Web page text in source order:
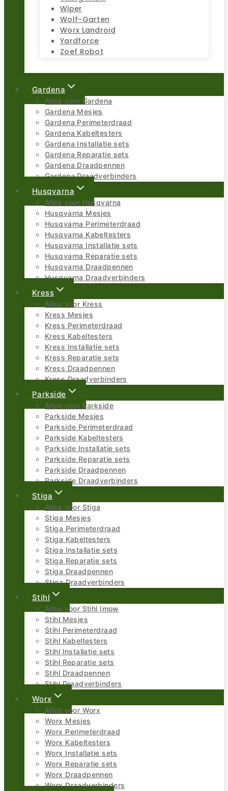
Wiper
Wolf-Garten
Worx Landroid
Yardforce
Zoef Robot
Gardena
Alles voor Gardena
Gardena Mesjes
Gardena Perimeterdraad
Gardena Kabeltesters
Gardena Installatie sets
Gardena Reparatie sets
Gardena Draadpennen
Gardena Draadverbinders
Husqvarna
Alles voor Husqvarna
Husqvarna Mesjes
Husqvarna Perimeterdraad
Husqvarna Kabeltesters
Husqvarna Installatie sets
Husqvarna Reparatie sets
Husqvarna Draadpennen
Husqvarna Draadverbinders
Kress
Alles voor Kress
Kress Mesjes
Kress Perimeterdraad
Kress Kabeltesters
Kress Installatie sets
Kress Reparatie sets
Kress Draadpennen
Kress Draadverbinders
Parkside
Alles voor Parkside
Parkside Mesjes
Parkside Perimeterdraad
Parkside Kabeltesters
Parkside Installatie sets
Parkside Reparatie sets
Parkside Draadpennen
Parkside Draadverbinders
Stiga
Alles voor Stiga
Stiga Mesjes
Stiga Perimeterdraad
Stiga Kabeltesters
Stiga Installatie sets
Stiga Reparatie sets
Stiga Draadpennen
Stiga Draadverbinders
Stihl
Alles voor Stihl Imow
Stihl Mesjes
Stihl Perimeterdraad
Stihl Kabeltesters
Stihl Installatie sets
Stihl Reparatie sets
Stihl Draadpennen
Stihl Draadverbinders
Worx
Alles voor Worx
Worx Mesjes
Worx Perimeterdraad
Worx Kabeltesters
Worx Installatie sets
Worx Reparatie sets
Worx Draadpennen
Worx Draadverbinders